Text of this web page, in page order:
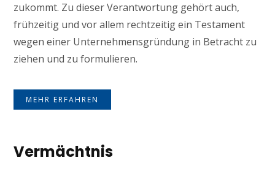
zukommt. Zu dieser Verantwortung gehört auch,
frühzeitig und vor allem rechtzeitig ein Testament
wegen einer Unternehmensgründung in Betracht zu
ziehen und zu formulieren.
MEHR ERFAHREN
Vermächtnis